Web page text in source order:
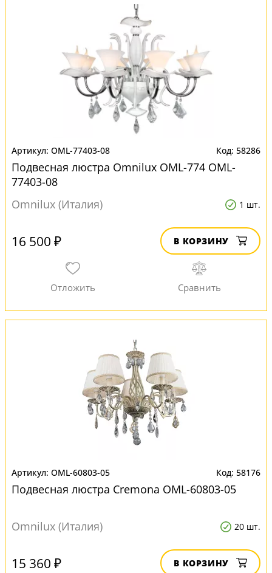
OML-77403-08 58286
Подвесная люстра Omnilux OML-774 OML-
77403-08
Omnilux (Италия)
1 шт.
16 500 ₽ В КОРЗИНУ
OML-60803-05 58176
Подвесная люстра Cremona OML-60803-05
Omnilux (Италия) 20 шт.
15 360 ₽ В КОРЗИНУ